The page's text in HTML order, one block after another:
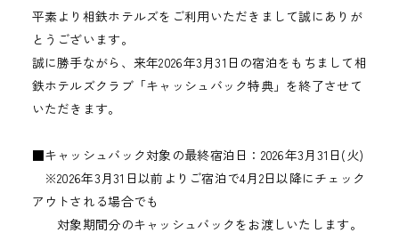
2
7
日
平素より相鉄ホテルズをご利用いただきまして誠にありが
とうございます。
誠に勝手ながら、来年2026年3月31日の宿泊をもちまして相
鉄ホテルズクラブ「キャッシュバック特典」を終了させて
いただきます。
■キャッシュバック対象の最終宿泊日：2026年3月31日(火)
※2026年3月31日以前よりご宿泊で4月2日以降にチェック
アウトされる場合でも
対象期間分のキャッシュバックをお渡しいたします。